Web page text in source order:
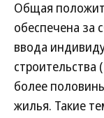
Общая
обеспечена за
ввода
более
жилья. Такие